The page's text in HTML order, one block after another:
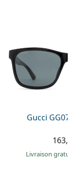
Gucci
Livraison